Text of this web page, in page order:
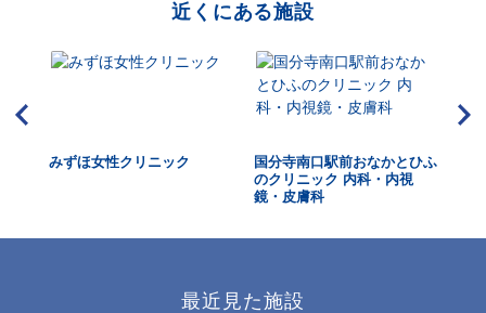
近くにある施設
みずほ女性クリニック
国分寺南口駅前おなかとひふ
のクリニック 内科・内視
鏡・皮膚科
最近見た施設